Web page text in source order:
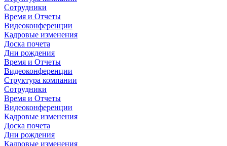
Сотрудники
Время и Отчеты
Видеоконференции
Кадровые изменения
Доска почета
Дни рождения
Время и Отчеты
Видеоконференции
Структура компании
Сотрудники
Время и Отчеты
Видеоконференции
Кадровые изменения
Доска почета
Дни рождения
Кадровые изменения